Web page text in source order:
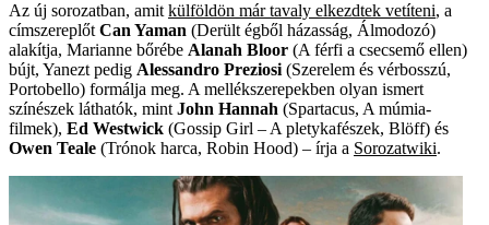
Az új sorozatban, amit külföldön már tavaly elkezdtek vetíteni, a
címszereplőt Can Yaman (Derült égből házasság, Álmodozó)
alakítja, Marianne bőrébe Alanah Bloor (A férfi a csecsemő ellen)
bújt, Yanezt pedig Alessandro Preziosi (Szerelem és vérbosszú,
Portobello) formálja meg. A mellékszerepekben olyan ismert
színészek láthatók, mint John Hannah (Spartacus, A múmia-
filmek), Ed Westwick (Gossip Girl – A pletykafészek, Blöff) és
Owen Teale (Trónok harca, Robin Hood) – írja a Sorozatwiki.